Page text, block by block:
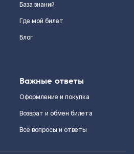
База знаний
Где мой билет
Блог
Важные ответы
Оформление и покупка
Возврат и обмен билета
Все вопросы и ответы